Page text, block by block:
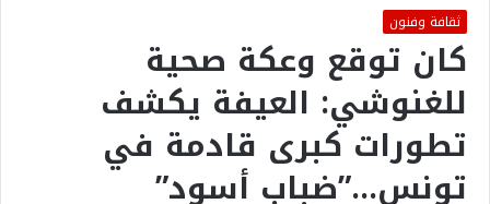
ثقافة وفنون
كان توقع وعكة صحية
للغنوشي: العيفة يكشف
تطورات كبرى قادمة في
تونس…”ضباب أسود”